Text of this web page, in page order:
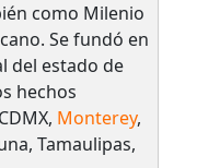
como Milenio
Se fundó en
del estado de
hechos
Monterey,
Tamaulipas,